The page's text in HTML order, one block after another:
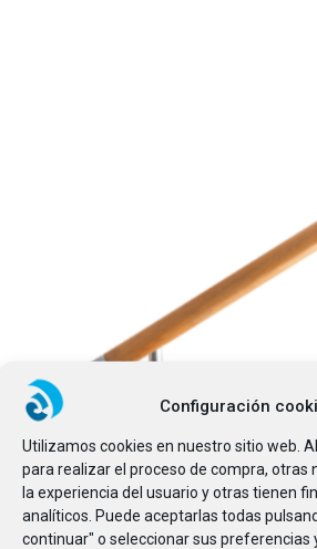
Configuración
Utilizamos cookies en nuestro sitio web.
para realizar el proceso de compra, otras
la experiencia del usuario y otras tienen
analíticos. Puede aceptarlas todas
continuar" o seleccionar sus preferencias
SELECCIONAR OPCIONES
Tirador de